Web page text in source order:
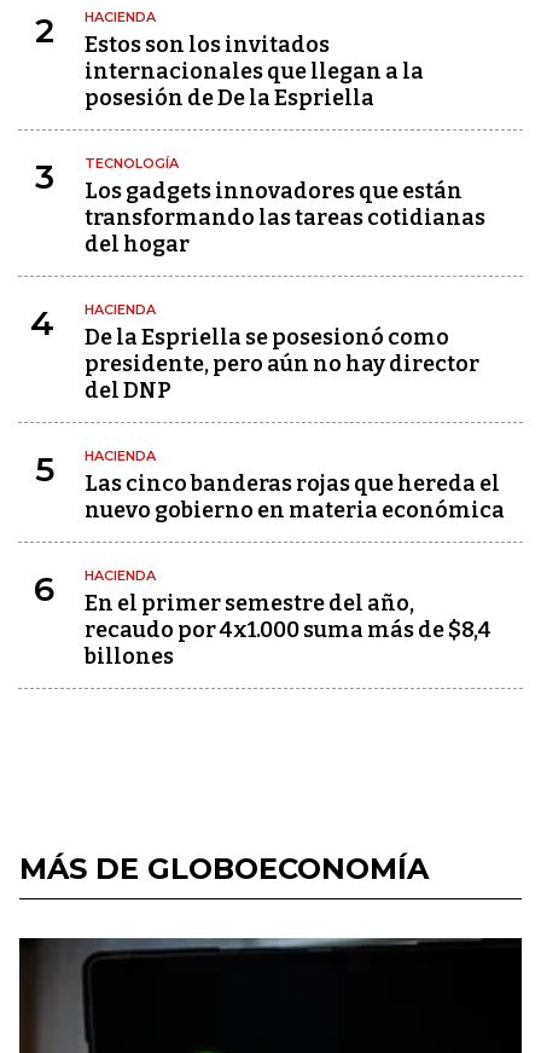
2 HACIENDA
Estos son los invitados
internacionales que llegan a la
posesión de De la Espriella
3 TECNOLOGÍA
Los gadgets innovadores que están
transformando las tareas cotidianas
del hogar
4 HACIENDA
De la Espriella se posesionó como
presidente, pero aún no hay director
del DNP
5 HACIENDA
Las cinco banderas rojas que hereda el
nuevo gobierno en materia económica
6 HACIENDA
En el primer semestre del año,
recaudo por 4x1.000 suma más de $8,4
billones
MÁS DE GLOBOECONOMÍA